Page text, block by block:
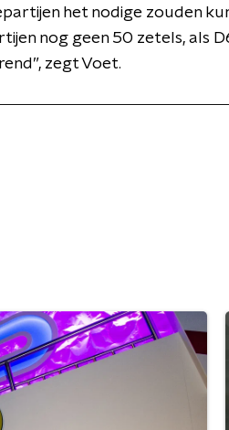
het nodige zouden
nog geen 50 zetels, als
zegt Voet.